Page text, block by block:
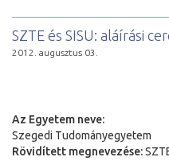
SZTE és SISU: aláírási
2012. augusztus 03.
Az Egyetem neve:
Szegedi Tudományegyetem
Rövidített megnevezése: